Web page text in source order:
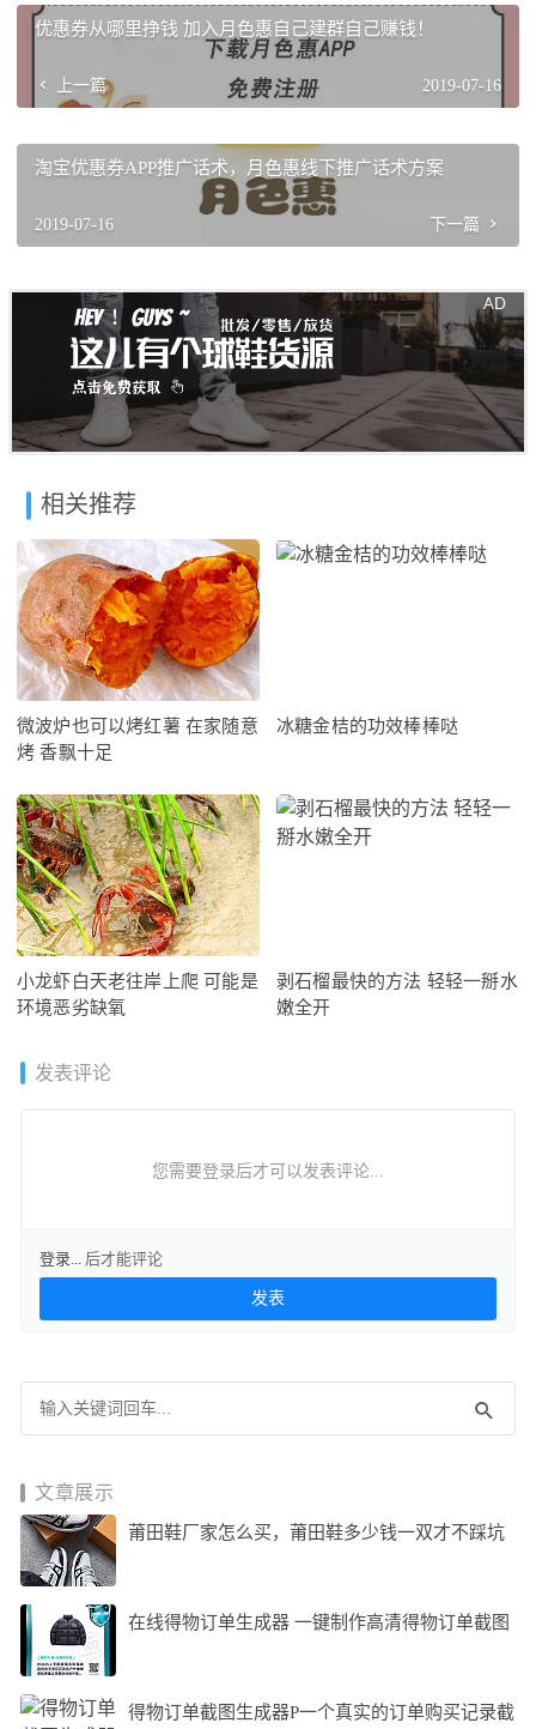
优惠券从哪里挣钱 加入月色惠自己建群自己赚钱！
上一篇 2019-07-16
淘宝优惠券APP推广话术，月色惠线下推广话术方案
2019-07-16 下一篇
相关推荐
微波炉也可以烤红薯 在家随意
烤 香飘十足
冰糖金桔的功效棒棒哒
小龙虾白天老往岸上爬 可能是
环境恶劣缺氧
剥石榴最快的方法 轻轻一掰水
嫩全开
发表评论
您需要登录后才可以发表评论...
登录... 后才能评论
文章展示
莆田鞋厂家怎么买，莆田鞋多少钱一双才不踩坑
在线得物订单生成器 一键制作高清得物订单截图
得物订单截图生成器P一个真实的订单购买记录截